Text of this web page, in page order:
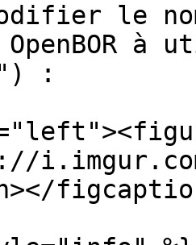
le
: